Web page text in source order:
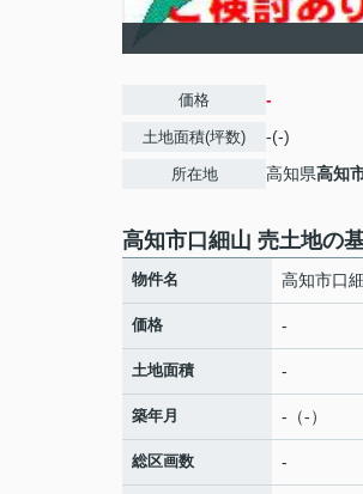
価格 -
土地面積(坪数) -(-)
所在地 高知県高知
高知市口細山 売土地の
物件名 高知市口
価格 -
土地面積 -
築年月 -（-）
総区画数 -